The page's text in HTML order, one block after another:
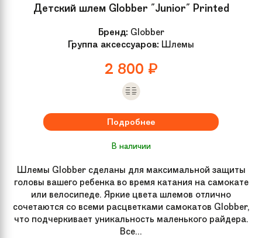
Детский шлем Globber "Junior" Printed
Бренд: Globber
Группа аксессуаров: Шлемы
2 800 ₽
Подробнее
В наличии
Шлемы Globber сделаны для максимальной защиты
головы вашего ребенка во время катания на самокате
или велосипеде. Яркие цвета шлемов отлично
сочетаются со всеми расцветками самокатов Globber,
что подчеркивает уникальность маленького райдера.
Все...